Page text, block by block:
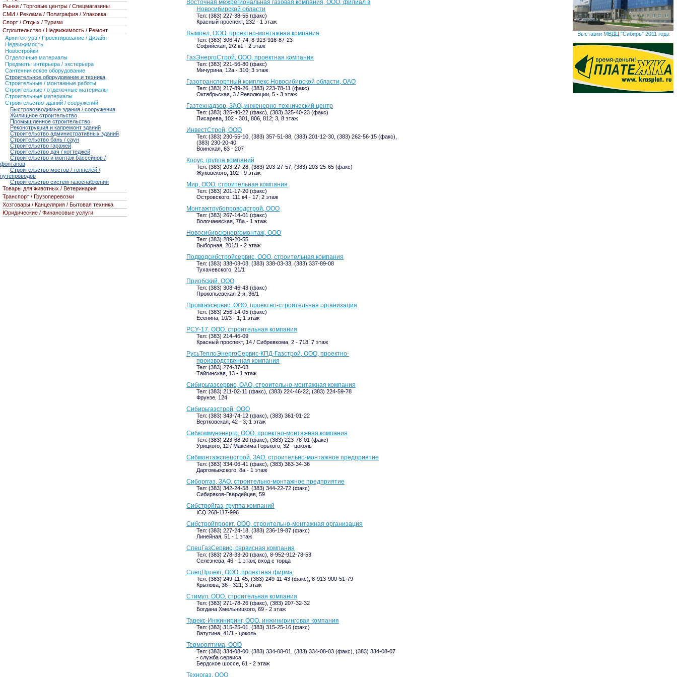
Восточная межрегиональная газовая компания, ООО, филиал в
Новосибирской области
Тел: (383) 227-38-55 (факс)
Красный проспект, 232 - 1 этаж
Вымпел, ООО, проектно-монтажная компания
Тел: (383) 306-47-74, 8-913-916-87-23
Софийская, 2/2 к1 - 2 этаж
ГазЭнергоСтрой, ООО, проектная компания
Тел: (383) 221-56-80 (факс)
Мичурина, 12а - 310; 3 этаж
Газотранспортный комплекс Новосибирской области, ОАО
Тел: (383) 217-89-26, (383) 223-78-11 (факс)
Октябрьская, 3 / Революции, 5 - 3 этаж
Газтехнадзор, ЗАО, инженерно-технический центр
Тел: (383) 325-40-22 (факс), (383) 325-40-23 (факс)
Писарева, 102 - 301, 806, 812; 3, 8 этаж
ИнвестСтрой, ООО
Тел: (383) 230-55-10, (383) 357-51-88, (383) 201-12-30, (383) 262-56-15 (факс),
(383) 230-20-40
Воинская, 63 - 207
Корус, группа компаний
Тел: (383) 203-27-28, (383) 203-27-57, (383) 203-25-65 (факс)
Жуковского, 102 - 9 этаж
Мир, ООО, строительная компания
Тел: (383) 201-17-20 (факс)
Островского, 111 к4 - 17; 2 этаж
Монтажтрубопроводстрой, ООО
Тел: (383) 267-14-01 (факс)
Волочаевская, 78а - 1 этаж
Новосибирскэнергомонтаж, ООО
Тел: (383) 289-20-55
Выборная, 201/1 - 2 этаж
Подводсибстройсервис, ООО, строительная компания
Тел: (383) 338-03-03, (383) 338-03-33, (383) 337-89-08
Тухачевского, 21/1
Приобский, ООО
Тел: (383) 308-46-43 (факс)
Прокопьевская 2-я, 36/1
Промгазсервис, ООО, проектно-строительная организация
Тел: (383) 256-14-05 (факс)
Есенина, 10/3 - 1; 1 этаж
РСУ-17, ООО, строительная компания
Тел: (383) 214-46-09
Красный проспект, 14 / Сибревкома, 2 - 718; 7 этаж
РусьТеплоЭнергоСервис-КПД-Газстрой, ООО, проектно-
производственная компания
Тел: (383) 274-37-03
Тайгинская, 13 - 1 этаж
Сибирьгазсервис, ОАО, строительно-монтажная компания
Тел: (383) 211-02-11 (факс), (383) 224-46-22, (383) 224-59-78
Фрунзе, 124
Сибирьгазстрой, ООО
Тел: (383) 343-74-12 (факс), (383) 361-01-22
Вертковская, 42 - 3; 1 этаж
Сибкоммунэнерго, ООО, проектно-монтажная компания
Тел: (383) 223-68-20 (факс), (383) 223-78-01 (факс)
Урицкого, 12 / Максима Горького, 32 - цоколь
Сибмонтажспецстрой, ЗАО, строительно-монтажное предприятие
Тел: (383) 334-06-41 (факс), (383) 363-34-36
Даргомыжского, 8а - 1 этаж
Сиборггаз, ЗАО, строительно-монтажное предприятие
Тел: (383) 342-24-58, (383) 344-22-72 (факс)
Сибиряков-Гвардейцев, 59
Сибстройгаз, группа компаний
ICQ 268-117-996
Сибстройпроект, ООО, строительно-монтажная организация
Тел: (383) 227-24-18, (383) 236-19-87 (факс)
Линейная, 51 - 1 этаж
СпецГазСервис, сервисная компания
Тел: (383) 278-33-20 (факс), 8-952-912-78-53
Селезнева, 46 - 1 этаж; вход с торца
СпецПроект, ООО, проектная фирма
Тел: (383) 249-11-45, (383) 249-11-43 (факс), 8-913-900-51-79
Крылова, 36 - 321; 3 этаж
Стимул, ООО, строительная компания
Тел: (383) 271-78-26 (факс), (383) 207-32-32
Богдана Хмельницкого, 69 - 2 этаж
Тарекс-Инжиниринг, ООО, инжиниринговая компания
Тел: (383) 315-25-01, (383) 315-25-16 (факс)
Ватутина, 41/1 - цоколь
Термооптима, ООО
Тел: (383) 334-08-00, (383) 334-08-01, (383) 334-08-03 (факс), (383) 334-08-07
- служба сервиса
Бердское шоссе, 61 - 2 этаж
Техногаз, ООО
Рынки / Торговые центры / Спецмагазины
СМИ / Реклама / Полиграфия / Упаковка
Спорт / Отдых / Туризм
Строительство / Недвижимость / Ремонт
Архитектура / Проектирование / Дизайн
Недвижимость
Новостройки
Отделочные материалы
Предметы интерьера / экстерьера
Сантехническое оборудование
Строительное оборудование и техника
Строительные / монтажные работы
Строительные / отделочные материалы
Строительные материалы
Строительство зданий / сооружений
Быстровозводимые здания / сооружения
Жилищное строительство
Промышленное строительство
Реконструкция и капремонт зданий
Строительство административных зданий
Строительство бань / саун
Строительство гаражей
Строительство дач / коттеджей
Строительство и монтаж бассейнов /
фонтанов
Строительство мостов / тоннелей /
путепроводов
Строительство систем газоснабжения
Товары для животных / Ветеринария
Транспорт / Грузоперевозки
Хозтовары / Канцелярия / Бытовая техника
Юридические / Финансовые услуги
Выставки МВДЦ "Сибирь" 2011 года